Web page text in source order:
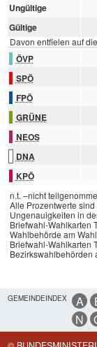
Ungültige
Gültige
Davon entfielen auf
ÖVP
SPÖ
FPÖ
GRÜNE
NEOS
DNA
KPÖ
n.t. –nicht
Alle Prozentwerte
Ungenauigkeiten in
Briefwahl-Wahlkarten
Wahlbehörde am
Briefwahl-Wahlkarten
Bezirkswahlbehörden
GEMEINDEINDEX A
N